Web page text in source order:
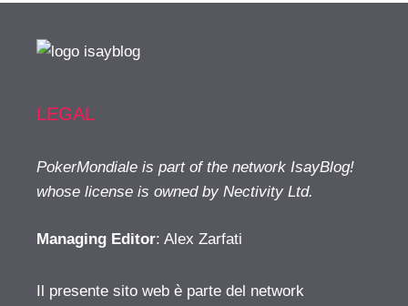
LEGAL
PokerMondiale is part of the network IsayBlog!
whose license is owned by Nectivity Ltd.
Managing Editor: Alex Zarfati
Il presente sito web è parte del network